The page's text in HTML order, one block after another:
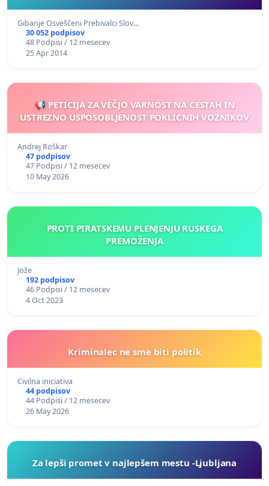
Gibanje Osveščeni Prebivalci Slov…
30 052 podpisov
48 Podpisi / 12 mesecev
25 Apr 2014
📢 PETICIJA ZA VEČJO VARNOST NA CESTAH IN
USTREZNO USPOSOBLJENOST POKLICNIH VOZNIKOV
Andrej Roškar
47 podpisov
47 Podpisi / 12 mesecev
10 May 2026
PROTI PIRATSKEMU PLENJENJU RUSKEGA
PREMOŽENJA
Jože
192 podpisov
46 Podpisi / 12 mesecev
4 Oct 2023
Kriminalec ne sme biti politik
Civilna iniciativa
44 podpisov
44 Podpisi / 12 mesecev
26 May 2026
Za lepši promet v najlepšem mestu -Ljubljana